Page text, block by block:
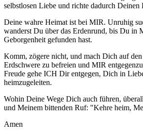
selbstlosen Liebe und richte dadurch
Deine wahre Heimat ist bei MIR. Unruhig
wanderst Du über das Erdenrund, bis Du in
Geborgenheit gefunden hast.
Komm, zögere nicht, und mach Dich auf
Erdschwere zu befreien und MIR
Freude gehe ICH Dir entgegen, Dich in
heimzugeleiten.
Wohin Deine Wege Dich auch führen,
und Meinem bittenden Ruf: "Kehre heim,
Amen